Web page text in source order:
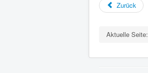
Zurück
Aktuelle Seite: